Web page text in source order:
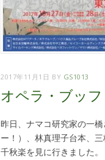
2017年11月1日 BY GS1013
オペラ・ブッフ
昨日、ナマコ研究家の一
ー！）、林真理子台本、
千秋楽を見に行きました。